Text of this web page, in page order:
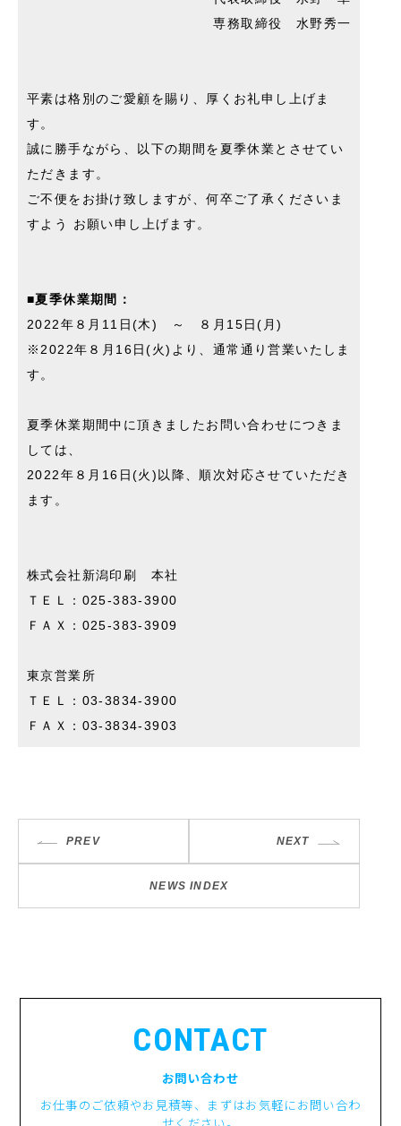
専務取締役 水野秀一
平素は格別のご愛顧を賜り、厚くお礼申し上げま
す。
誠に勝手ながら、以下の期間を夏季休業とさせてい
ただきます。
ご不便をお掛け致しますが、何卒ご了承くださいま
すよう お願い申し上げます。
■夏季休業期間：
2022年８月11日(木) ～ ８月15日(月)
※2022年８月16日(火)より、通常通り営業いたしま
す。
夏季休業期間中に頂きましたお問い合わせにつきま
しては、
2022年８月16日(火)以降、順次対応させていただき
ます。
株式会社新潟印刷 本社
ＴＥＬ：025-383-3900
ＦＡＸ：025-383-3909
東京営業所
ＴＥＬ：03-3834-3900
ＦＡＸ：03-3834-3903
PREV
NEWS INDEX
NEXT
CONTACT
お問い合わせ
お仕事のご依頼やお見積等、まずはお気軽にお問い合わ
せください。